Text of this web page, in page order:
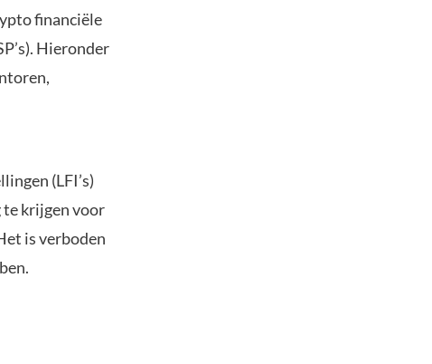
financiële
Hieronder
(LFI’s)
te krijgen voor
is verboden